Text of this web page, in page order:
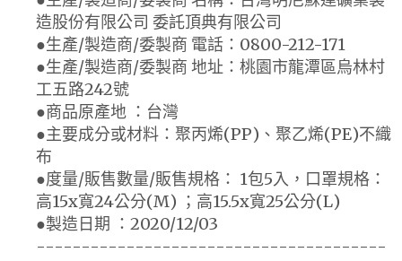
造股份有限公司 委託頂典有限公司
●生產/製造商/委製商 電話：0800-212-171
●生產/製造商/委製商 地址：桃園市龍潭區烏林村
工五路242號
●商品原產地 ：台灣
●主要成分或材料：聚丙烯(PP)、聚乙烯(PE)不織
布
●度量/販售數量/販售規格： 1包5入，口罩規格：
高15x寬24公分(M) ；高15.5x寬25公分(L)
●製造日期 ：2020/12/03
---------------------------------------